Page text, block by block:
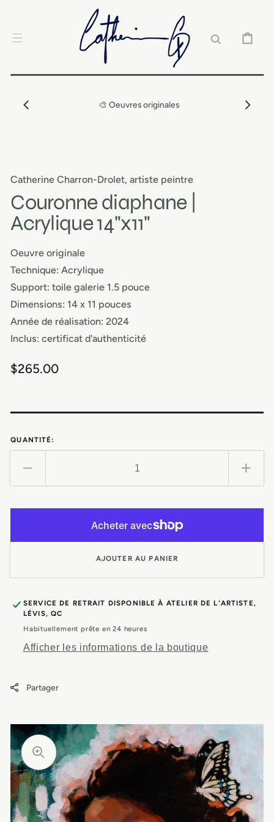
PANIER
🎨 Oeuvres originales
Catherine Charron-Drolet, artiste peintre
Couronne diaphane |
Acrylique 14"x11"
Oeuvre originale
Technique: Acrylique
Support: toile galerie 1.5 pouce
Dimensions: 14 x 11 pouces
Année de réalisation: 2024
Inclus: certificat d'authenticité
Prix
$265.00
QUANTITÉ:
la
Acrylique
la
AJOUTER AU PANIER
SERVICE DE RETRAIT DISPONIBLE À ATELIER DE L'ARTISTE,
LÉVIS, QC
Habituellement prête en 24 heures
Afficher les informations de la boutique
Partager